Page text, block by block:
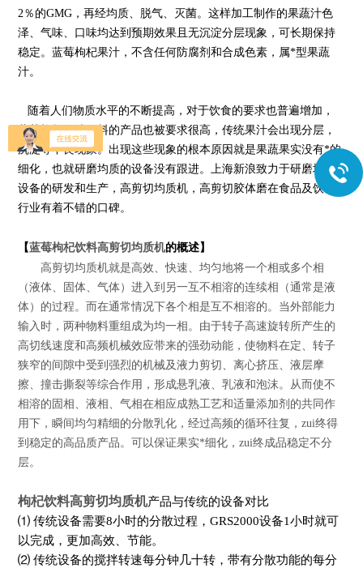
2％的GMG，再经均质、脱气、灭菌。这样加工制作的果蔬汁色
泽、气味、口味均达到预期效果且无沉淀分层现象，可长期保持
稳定。蓝莓枸杞果汁，不含任何防腐剂和合成色素，属*型果蔬
汁。
随着人们物质水平的不断提高，对于饮食的要求也普遍增加，
蓝莓枸杞果汁饮料的产品也被要求很高，传统果汁会出现分层，
沉淀等不良现象。出现这些现象的根本原因就是果蔬果实没有*的
细化，也就研磨均质的设备没有跟进。上海新浪致力于研磨均质
设备的研发和生产，高剪切均质机，高剪切胶体磨在食品及饮料
行业有着不错的口碑。
【蓝莓枸杞饮料高剪切均质机的概述】
高剪切均质机就是高效、快速、均匀地将一个相或多个相
（液体、固体、气体）进入到另一互不相溶的连续相（通常是液
体）的过程。而在通常情况下各个相是互不相溶的。当外部能力
输入时，两种物料重组成为均一相。由于转子高速旋转所产生的
高切线速度和高频机械效应带来的强劲动能，使物料在定、转子
狭窄的间隙中受到强烈的机械及液力剪切、离心挤压、液层摩
擦、撞击撕裂等综合作用，形成悬乳液、乳液和泡沫。从而使不
相溶的固相、液相、气相在相应成熟工艺和适量添加剂的共同作
用下，瞬间均匀精细的分散乳化，经过高频的循环往复，zui终得
到稳定的高品质产品。可以保证果实*细化，zui终成品稳定不分
层。
枸杞饮料高剪切均质机产品与传统的设备对比
⑴ 传统设备需要8小时的分散过程，GRS2000设备1小时就可
以完成，更加高效、节能。
⑵ 传统设备的搅拌转速每分钟几十转，带有分散功能的每分